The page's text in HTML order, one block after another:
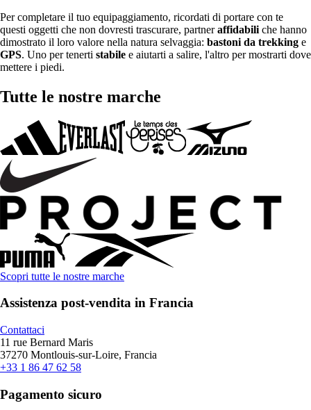
Per completare il tuo equipaggiamento, ricordati di portare con te
questi oggetti che non dovresti trascurare, partneraffidabili che hanno
dimostrato il loro valore nella natura selvaggia: bastoni da trekking e
GPS. Uno per tenerti stabile e aiutarti a salire, l'altro per mostrarti dove
mettere i piedi.
Tutte le nostre marche
Scopri tutte le nostre marche
Assistenza post-vendita in Francia
Contattaci
11 rue Bernard Maris
37270 Montlouis-sur-Loire, Francia
+33 1 86 47 62 58
Pagamento sicuro